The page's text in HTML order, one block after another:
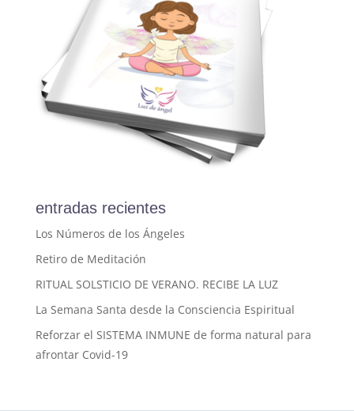
entradas recientes
Los Números de los Ángeles
Retiro de Meditación
RITUAL SOLSTICIO DE VERANO. RECIBE LA LUZ
La Semana Santa desde la Consciencia Espiritual
Reforzar el SISTEMA INMUNE de forma natural para
afrontar Covid-19